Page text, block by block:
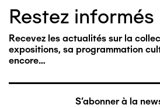
Restez informés
Recevez les actualités sur la
expositions, sa programmation
encore…
S'abonner à la